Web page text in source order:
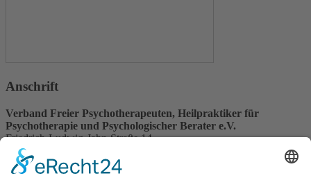
Anschrift
Verband Freier Psychotherapeuten, Heilpraktiker für
Psychotherapie und Psychologischer Berater e.V.
Friedrich-Ludwig-Jahn-Straße 14
31582 Nienburg/Weser
Service-Team